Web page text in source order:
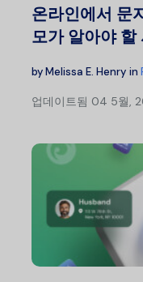
온라인에서 문
모가 알아야 할
byMelissa E. Henry in
업데이트됨 04 5월,